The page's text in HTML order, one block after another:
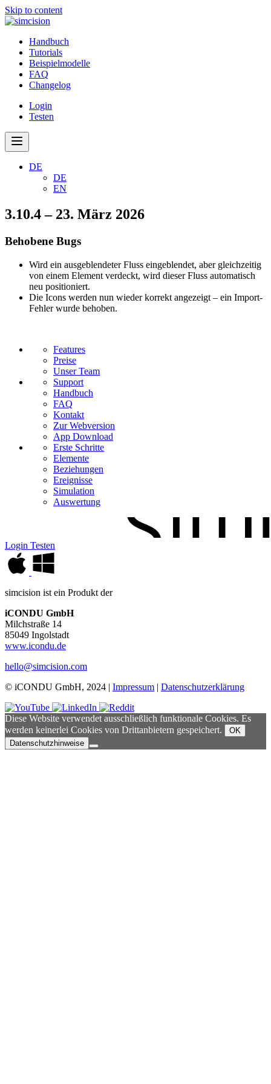
Skip to content
Handbuch
Tutorials
Beispielmodelle
FAQ
Changelog
Login
Testen
DE
DE
EN
3.10.4 – 23. März 2026
Behobene Bugs
Wird ein ausgeblendeter Fluss eingeblendet, aber gleichzeitig
von einem Element verdeckt, wird dieser Fluss automatisch
neu positioniert.
Die Icons werden nun wieder korrekt angezeigt – ein Import-
Fehler wurde behoben.
Features
Preise
Unser Team
Support
Handbuch
FAQ
Kontakt
Zur Webversion
App Download
Erste Schritte
Elemente
Beziehungen
Ereignisse
Simulation
Auswertung
Login Testen
simcision ist ein Produkt der
iCONDU GmbH
Milchstraße 14
85049 Ingolstadt
www.icondu.de
hello@simcision.com
© iCONDU GmbH, 2024 | Impressum | Datenschutzerklärung
Diese Website verwendet ausschließlich funktionale Cookies. Es
werden keinerlei Cookies von Drittanbietern gespeichert.
OK
Datenschutzhinweise